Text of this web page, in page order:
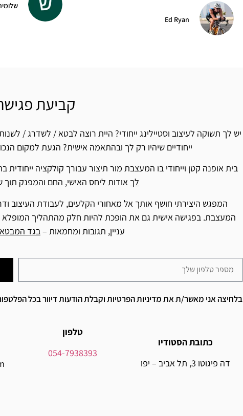
קביעת
יש לך תשוקה לעיצוב וסטיילינג ייחודי? היית רוצה לבטא / לשדרג /
ייחודיים שיהיו רק לך ובהתאמה אישית? הגעת למקום
בית אופנה קטן וייחודי בו המעצבת מור תיצור עבורך קולקציה
לך אודות ליחס האישי, החם והמפנק
המפגש היצירתי חושף אותך אל מאחורי הקלעים, לעבודת העיצוב
המעצבת. בפגישה אישית גם את הופכת להיות חלק מהתהליך המופלא
עניין, תגובות ומחמאות – בגד המבטא
בלחיצה אני מאשר/ת את מדיניות הפרטיות וקבלת הודעות דיוור בכל
כתובת הסטודיו
דה פיגוטו 3, תל אביב – יפו
טלפון
054-7938393